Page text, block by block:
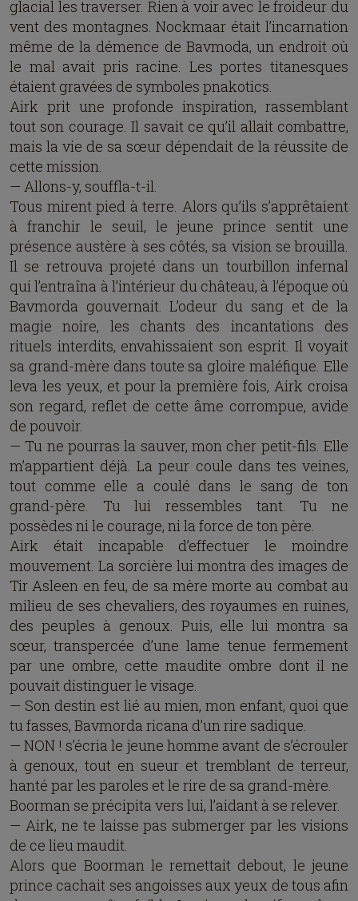
glacial les traverser. Rien à voir avec le froideur du
vent des montagnes. Nockmaar était l’incarnation
même de la démence de Bavmoda, un endroit où
le mal avait pris racine. Les portes titanesques
étaient gravées de symboles pnakotics.
Airk prit une profonde inspiration, rassemblant
tout son courage. Il savait ce qu’il allait combattre,
mais la vie de sa sœur dépendait de la réussite de
cette mission.
— Allons-y, souffla-t-il.
Tous mirent pied à terre. Alors qu’ils s’apprêtaient
à franchir le seuil, le jeune prince sentit une
présence austère à ses côtés, sa vision se brouilla.
Il se retrouva projeté dans un tourbillon infernal
qui l’entraîna à l’intérieur du château, à l’époque où
Bavmorda gouvernait. L’odeur du sang et de la
magie noire, les chants des incantations des
rituels interdits, envahissaient son esprit. Il voyait
sa grand-mère dans toute sa gloire maléfique. Elle
leva les yeux, et pour la première fois, Airk croisa
son regard, reflet de cette âme corrompue, avide
de pouvoir.
— Tu ne pourras la sauver, mon cher petit-fils. Elle
m’appartient déjà. La peur coule dans tes veines,
tout comme elle a coulé dans le sang de ton
grand-père. Tu lui ressembles tant. Tu ne
possèdes ni le courage, ni la force de ton père.
Airk était incapable d’effectuer le moindre
mouvement. La sorcière lui montra des images de
Tir Asleen en feu, de sa mère morte au combat au
milieu de ses chevaliers, des royaumes en ruines,
des peuples à genoux. Puis, elle lui montra sa
sœur, transpercée d’une lame tenue fermement
par une ombre, cette maudite ombre dont il ne
pouvait distinguer le visage.
— Son destin est lié au mien, mon enfant, quoi que
tu fasses, Bavmorda ricana d’un rire sadique.
— NON ! s’écria le jeune homme avant de s’écrouler
à genoux, tout en sueur et tremblant de terreur,
hanté par les paroles et le rire de sa grand-mère.
Boorman se précipita vers lui, l’aidant à se relever.
— Airk, ne te laisse pas submerger par les visions
de ce lieu maudit.
Alors que Boorman le remettait debout, le jeune
prince cachait ses angoisses aux yeux de tous afin